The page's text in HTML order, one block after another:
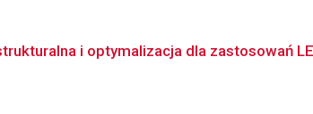
i optymalizacja dla zastosowań